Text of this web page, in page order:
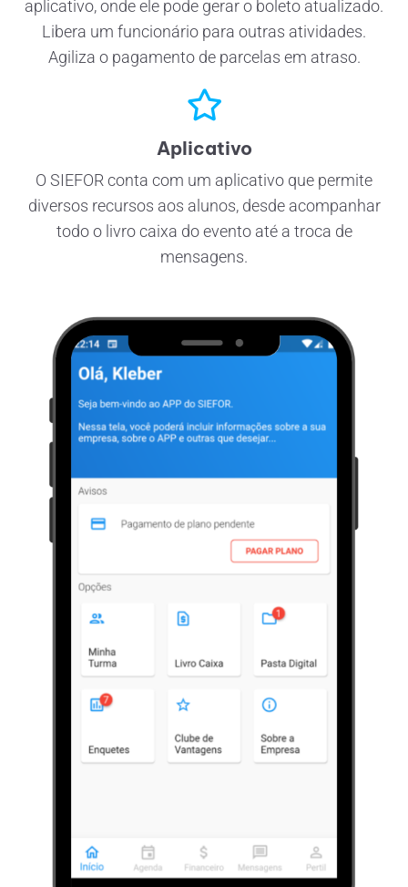
aplicativo, onde ele pode gerar o boleto atualizado.
Libera um funcionário para outras atividades.
Agiliza o pagamento de parcelas em atraso.
Aplicativo
O SIEFOR conta com um aplicativo que permite
diversos recursos aos alunos, desde acompanhar
todo o livro caixa do evento até a troca de
mensagens.